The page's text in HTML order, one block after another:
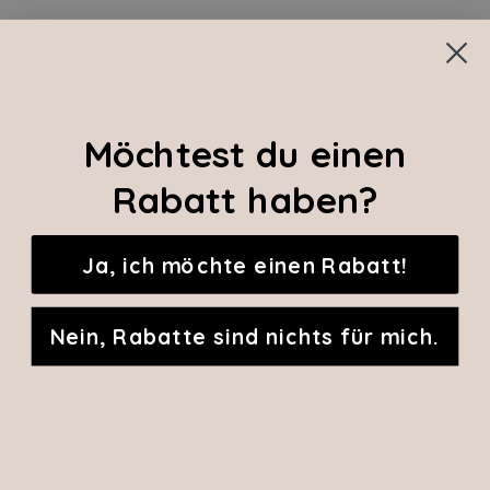
Möchtest du einen
Rabatt haben?
Ja, ich möchte einen Rabatt!
Nein, Rabatte sind nichts für mich.